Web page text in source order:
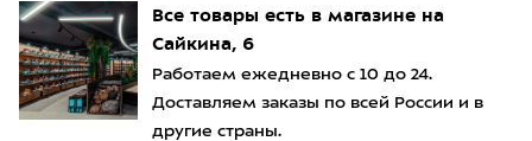
Все товары есть в магазине на
Сайкина, 6
Работаем ежедневно с 10 до 24.
Доставляем заказы по всей России и в
другие страны.